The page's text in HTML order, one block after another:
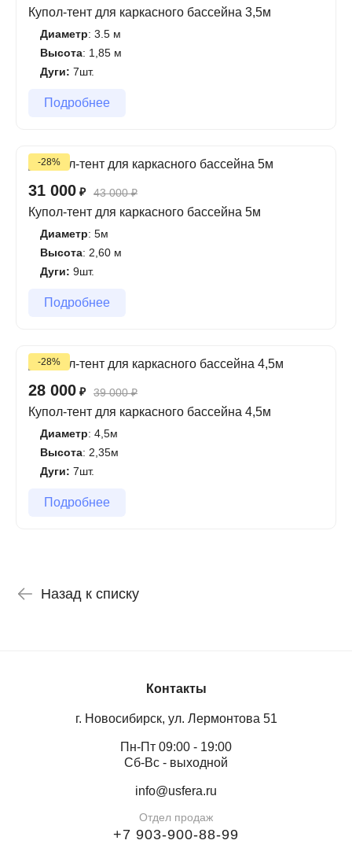
Купол-тент для каркасного бассейна 3,5м
Диаметр: 3.5 м
Высота: 1,85 м
Дуги: 7шт.
Подробнее
-28%
31 000 ₽ 43 000₽
Купол-тент для каркасного бассейна 5м
Диаметр: 5м
Высота: 2,60 м
Дуги: 9шт.
Подробнее
-28%
28 000 ₽ 39 000₽
Купол-тент для каркасного бассейна 4,5м
Диаметр: 4,5м
Высота: 2,35м
Дуги: 7шт.
Подробнее
Назад к списку
Контакты
г. Новосибирск, ул. Лермонтова 51
Пн-Пт 09:00 - 19:00
Сб-Вс - выходной
info@usfera.ru
Отдел продаж
+7 903-900-88-99